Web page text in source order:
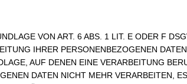
VON ART. 6 ABS. 1 LIT. E ODER F
IHRER PERSONENBEZOGENEN
AUF DENEN EINE VERARBEITUNG
DATEN NICHT MEHR VERARBEITEN,